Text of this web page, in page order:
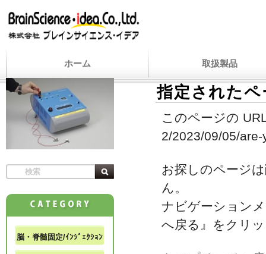
ホーム 取扱製品
指定された
このページの
2/2023/09/05/
お探しのページ
ん。
ナビゲーション
へ戻る』をクリ
脳・脊髄固定/ｲﾝｼﾞｪｸｼｮﾝ